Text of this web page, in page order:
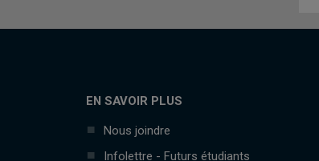
EN SAVOIR PLUS
Nous joindre
Infolettre - Futurs étudiants